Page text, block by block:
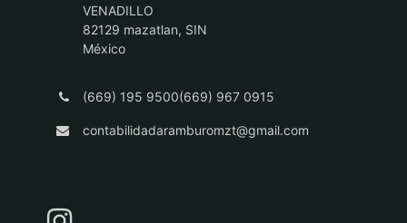
VENADILLO
82129 mazatlan, SIN
México
(669) 195 9500(669) 967 0915
contabilidadaramburomzt@gmail.com